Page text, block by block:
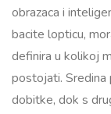
obrazaca i
bacite lopticu,
definira u kolikoj
postojati. Sredina
dobitke, dok s